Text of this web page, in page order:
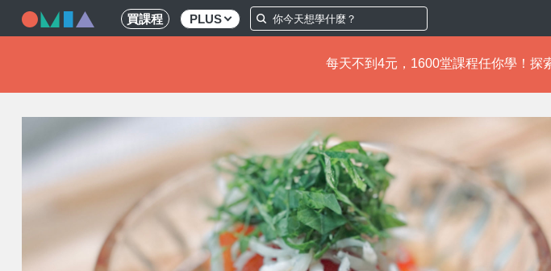
買課程 PLUS
每天不到4元，1600堂課程任你學！探